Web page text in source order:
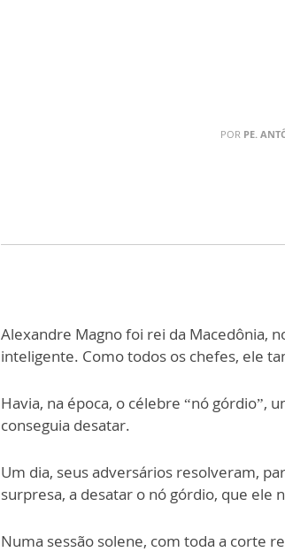
POR PE.
Alexandre Magno foi rei da Macedônia,
inteligente. Como todos os chefes, ele
Havia, na época, o célebre “nó górdio”,
conseguia desatar.
Um dia, seus adversários resolveram,
surpresa, a desatar o nó górdio, que ele
Numa sessão solene, com toda a corte